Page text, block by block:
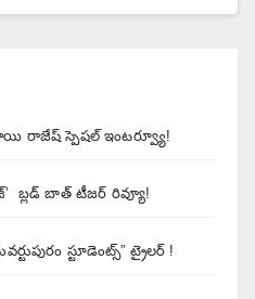
రాజేష్ స్పెషల్ ఇంటర్వ్యూ!
బ్లడ్ బాత్ టీజర్ రివ్యూ!
స్టూడెంట్స్” ట్రైలర్ !